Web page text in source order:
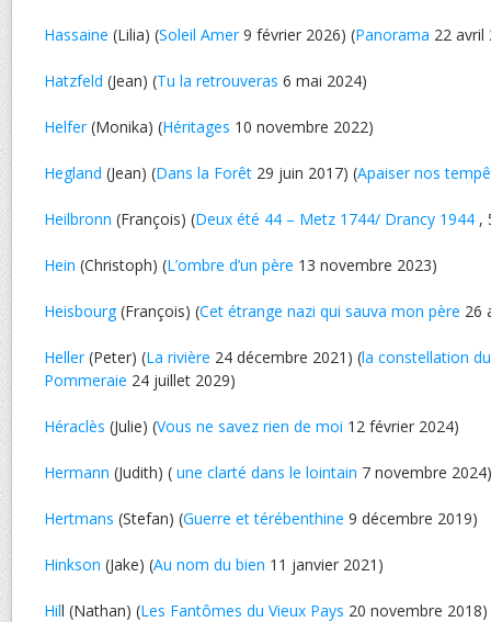
Hassaine (Lilia) (Soleil Amer9 février 2026) (Panorama 22 avril
Hatzfeld (Jean) (Tu la retrouveras 6 mai 2024)
Helfer(Monika) (Héritages 10 novembre 2022)
Hegland (Jean) (Dans la Forêt 29 juin 2017) (Apaiser nos
Heilbronn (François) (Deux été 44 – Metz 1744/ Drancy 1944 ,
Hein (Christoph) (L’ombre d’un père 13 novembre 2023)
Heisbourg(François) (Cet étrange nazi qui sauva mon père 26
Heller(Peter) (La rivière 24 décembre 2021) (la constellation
Pommeraie 24 juillet 2029)
Héraclès (Julie) (Vous ne savez rien de moi 12 février 2024)
Hermann (Judith) ( une clarté dans le lointain 7 novembre 2024)
Hertmans (Stefan) (Guerre et térébenthine 9 décembre 2019)
Hinkson (Jake) (Au nom du bien 11 janvier 2021)
Hill (Nathan) (Les Fantômes du Vieux Pays 20 novembre 2018)